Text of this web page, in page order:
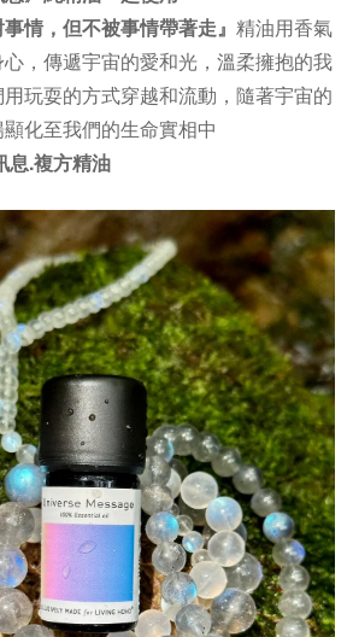
事情，但不被事情帶著走』 精油用香氣
，傳遞宇宙的愛和光，溫柔擁抱的我
玩耍的方式穿越和流動，隨著宇宙的
化至我們的生命實相中
息.複方精油